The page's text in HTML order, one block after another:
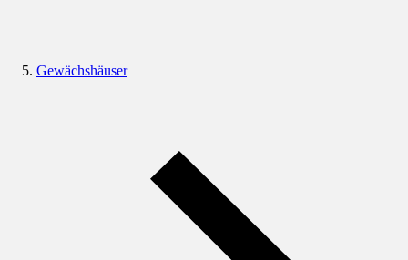
Gewächshäuser